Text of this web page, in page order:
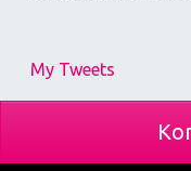
My Tweets